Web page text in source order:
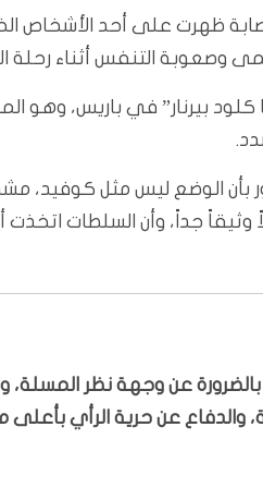
ظهرت على أحد الأشخاص
وصعوبة التنفس أثناء رحلة
بيرنار” في باريس، وهو
وثيقاً جداً، وأن السلطات اتخذت
بالضرورة عن وجهة نظر
عن حرية الرأي بأعلى